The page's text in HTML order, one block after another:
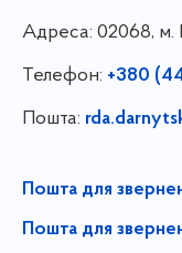
Адреса: 02068, м.
Телефон: +380
Пошта:
Пошта для
Пошта для